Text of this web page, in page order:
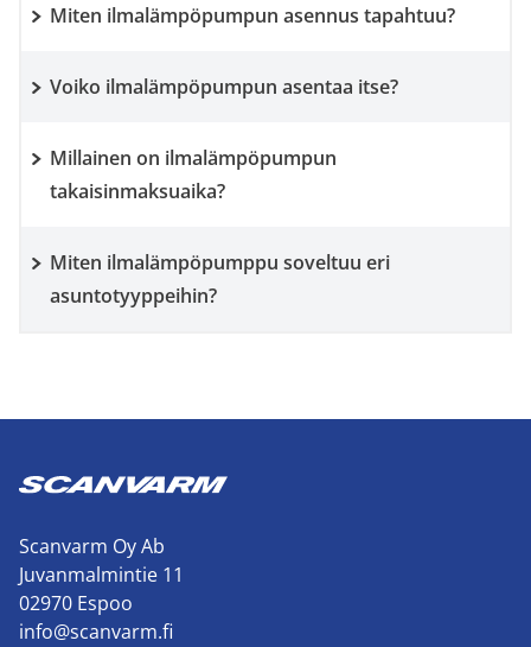
Miten ilmalämpöpumpun asennus tapahtuu?
Voiko ilmalämpöpumpun asentaa itse?
Millainen on ilmalämpöpumpun
takaisinmaksuaika?
Miten ilmalämpöpumppu soveltuu eri
asuntotyyppeihin?
Scanvarm Oy Ab
Juvanmalmintie 11
02970 Espoo
info@scanvarm.fi